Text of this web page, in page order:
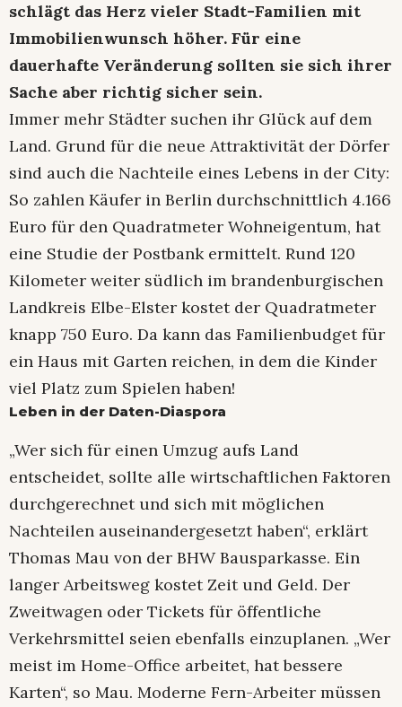
schlägt das Herz vieler Stadt-Familien mit
Immobilienwunsch höher. Für eine
dauerhafte Veränderung sollten sie sich ihrer
Sache aber richtig sicher sein.
Immer mehr Städter suchen ihr Glück auf dem
Land. Grund für die neue Attraktivität der Dörfer
sind auch die Nachteile eines Lebens in der City:
So zahlen Käufer in Berlin durchschnittlich 4.166
Euro für den Quadratmeter Wohneigentum, hat
eine Studie der Postbank ermittelt. Rund 120
Kilometer weiter südlich im brandenburgischen
Landkreis Elbe-Elster kostet der Quadratmeter
knapp 750 Euro. Da kann das Familienbudget für
ein Haus mit Garten reichen, in dem die Kinder
viel Platz zum Spielen haben!
Leben in der Daten-Diaspora
„Wer sich für einen Umzug aufs Land
entscheidet, sollte alle wirtschaftlichen Faktoren
durchgerechnet und sich mit möglichen
Nachteilen auseinandergesetzt haben“, erklärt
Thomas Mau von der BHW Bausparkasse. Ein
langer Arbeitsweg kostet Zeit und Geld. Der
Zweitwagen oder Tickets für öffentliche
Verkehrsmittel seien ebenfalls einzuplanen. „Wer
meist im Home-Office arbeitet, hat bessere
Karten“, so Mau. Moderne Fern-Arbeiter müssen